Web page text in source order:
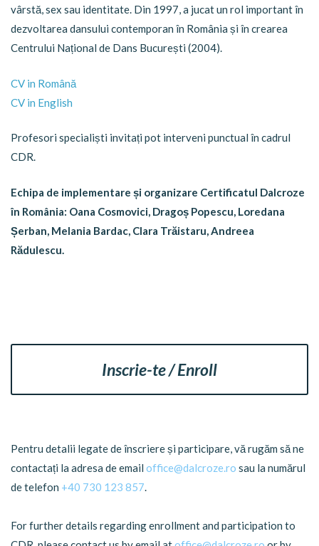
vârstă, sex sau identitate. Din 1997, a jucat un rol important în
dezvoltarea dansului contemporan în România și în crearea
Centrului Național de Dans București (2004).
CV in Română
CV in English
Profesori specialiști invitați pot interveni punctual în cadrul
CDR.
Echipa de implementare și organizare Certificatul Dalcroze
în România: Oana Cosmovici, Dragoș Popescu, Loredana
Șerban, Melania Bardac, Clara Trăistaru, Andreea
Rădulescu.
Inscrie-te / Enroll
Pentru detalii legate de înscriere și participare, vă rugăm să ne
contactați la adresa de email office@dalcroze.ro sau la numărul
de telefon +40 730 123 857.
For further details regarding enrollment and participation to